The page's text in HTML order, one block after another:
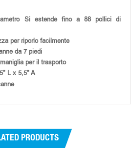
Si estende fino a 88 pollici di
per riporlo facilmente
da 7 piedi
per il trasporto
L x 5,5" A
PRODUCTS